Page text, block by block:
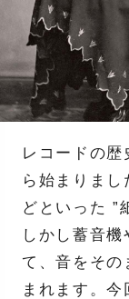
レコードの
ら始まりま
どといった ”
しかし蓄音
て、音をその
まれます。